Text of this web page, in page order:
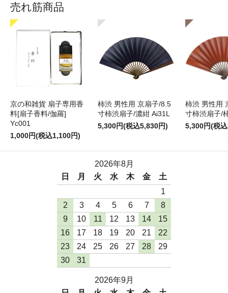
売れ筋商品
京の和雑貨 扇子専用香
料[扇子香料/伽羅]
Yc001
1,000円(税込1,100円)
柿渋 男性用 京扇子/8.5
寸柿渋扇子/濃紺 Ai31L
5,300円(税込5,830円)
柿渋 男性用
寸柿渋扇子/
5,300円(税
2026年8月
日
月 火 水 木 金
土
1
2
3 4 5 6 7
8
9
10 11 12 13 14
15
16
17 18 19 20 21
22
23
24 25 26 27 28
29
30
31
2026年9月